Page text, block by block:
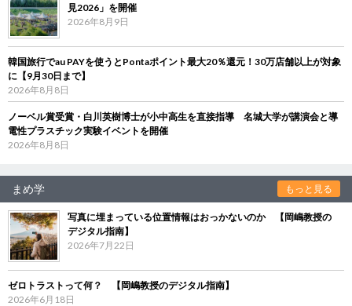
見2026」を開催
2026年8月9日
韓国旅行でau PAYを使うとPontaポイント最大20％還元！30万店舗以上が対象
に【9月30日まで】
2026年8月8日
ノーベル賞受賞・白川英樹博士が小中高生を直接指導 名城大学が講演会と導
電性プラスチック実験イベントを開催
2026年8月8日
まめ学 もっと見る
写真に埋まっている位置情報はおっかないのか 【岡嶋教授の
デジタル指南】
2026年7月22日
ゼロトラストって何？ 【岡嶋教授のデジタル指南】
2026年6月18日